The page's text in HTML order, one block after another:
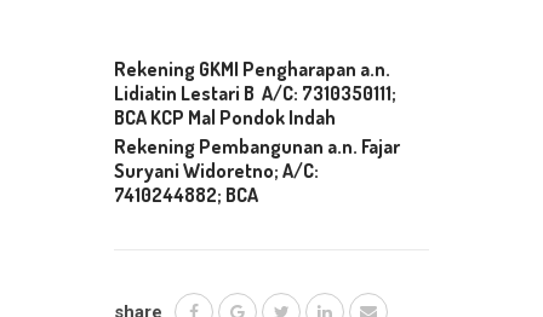
Rekening GKMI Pengharapan a.n.
Lidiatin Lestari B A/C: 7310350111;
BCA KCP Mal Pondok Indah
Rekening Pembangunan a.n. Fajar
Suryani Widoretno; A/C:
7410244882; BCA
share